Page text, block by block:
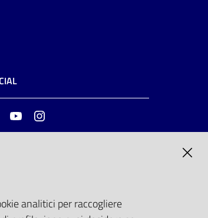
FacebookYoutube
analitici per raccogliere